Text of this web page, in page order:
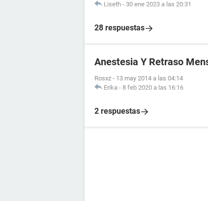
Liseth - 30 ene 2023 a las 20:31
28 respuestas
Anestesia Y Retraso
Rosxz - 13 may 2014 a las 04:14
Erika - 8 feb 2020 a las 16:16
2 respuestas